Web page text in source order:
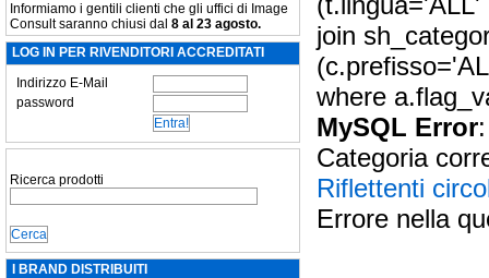
Informiamo i gentili clienti che gli uffici di Image
Consult saranno chiusi dal 8 al 23 agosto.
LOG IN PER RIVENDITORI ACCREDITATI
Indirizzo E-Mail
password
Ricerca prodotti
I BRAND DISTRIBUITI
join
where
MySQL Error
Categoria
Riflettenti
Errore nella